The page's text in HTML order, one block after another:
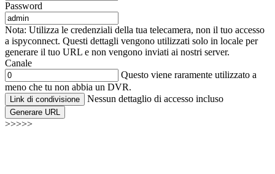
Password
Nota: Utilizza le credenziali della tua telecamera, non il tuo accesso
a ispyconnect. Questi dettagli vengono utilizzati solo in locale per
generare il tuo URL e non vengono inviati ai nostri server.
Canale
Questo viene raramente utilizzato a
meno che tu non abbia un DVR.
Link di condivisione Nessun dettaglio di accesso incluso
Generare URL
>>>>>